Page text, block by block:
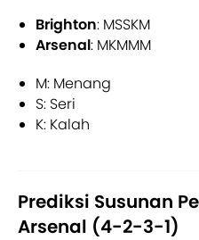
Brighton: MSSKM
Arsenal: MKMMM
M: Menang
S: Seri
K: Kalah
Prediksi Susunan
Arsenal (4-2-3-1)